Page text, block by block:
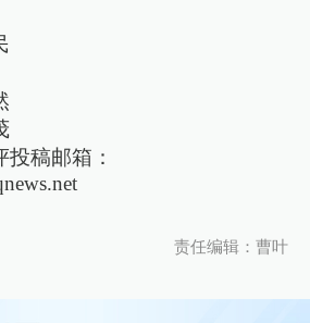
稿邮箱：
责任编辑：曹叶